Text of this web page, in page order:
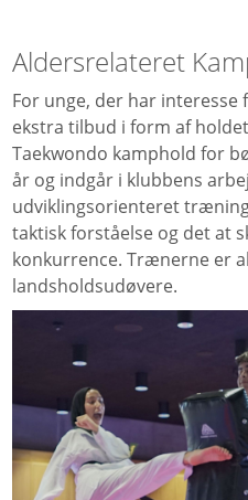
Aldersrelateret
For unge, der har
ekstra tilbud i form af
Taekwondo kamphold for
år og indgår i klubbens
udviklingsorienteret
taktisk forståelse og det at
konkurrence. Trænerne er
landsholdsudøvere.